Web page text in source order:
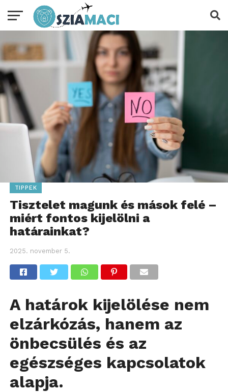
TIPPEK
Tisztelet magunk és mások felé –
miért fontos kijelölni a
határainkat?
2025. november 5.
A határok kijelölése nem
elzárkózás, hanem az
önbecsülés és az
egészséges kapcsolatok
alapja.